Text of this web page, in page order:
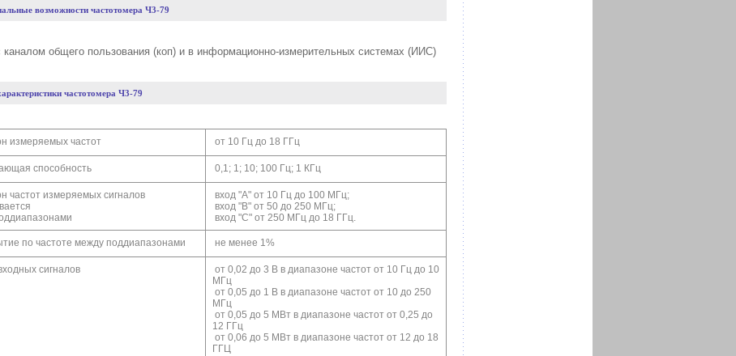
возможности частотомера Ч3-79
каналом общего пользования (коп) и в информационно-измерительных системах (ИИС)
частотомера Ч3-79
измеряемых частот от 10 Гц до 18 ГГц
способность 0,1; 1; 10; 100 Гц; 1 КГц
частот измеряемых сигналов
вход "А" от 10 Гц до 100 МГц;
вход "В" от 50 до 250 МГц;
вход "С" от 250 МГц до 18 ГГц.
по частоте между поддиапазонами не менее 1%
сигналов
от 0,02 до 3 В в диапазоне частот от 10 Гц до 10
МГц
от 0,05 до 1 В в диапазоне частот от 10 до 250
МГц
от 0,05 до 5 МВт в диапазоне частот от 0,25 до
12 ГГц
от 0,06 до 5 МВт в диапазоне частот от 12 до 18
ГГЦ